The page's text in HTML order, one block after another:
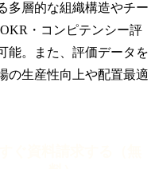
多層的な組織構造やチー
・コンピテンシー評
能。また、評価データを
の生産性向上や配置最適